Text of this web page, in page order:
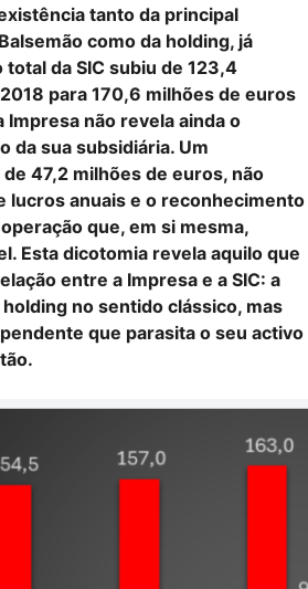
tanto da principal
como da holding, já
da SIC subiu de 123,4
para 170,6 milhões de euros
Impresa não revela ainda o
da sua subsidiária. Um
47,2 milhões de euros, não
lucros anuais e o reconhecimento
que, em si mesma,
Esta dicotomia revela aquilo que
entre a Impresa e a SIC: a
no sentido clássico, mas
que parasita o seu activo